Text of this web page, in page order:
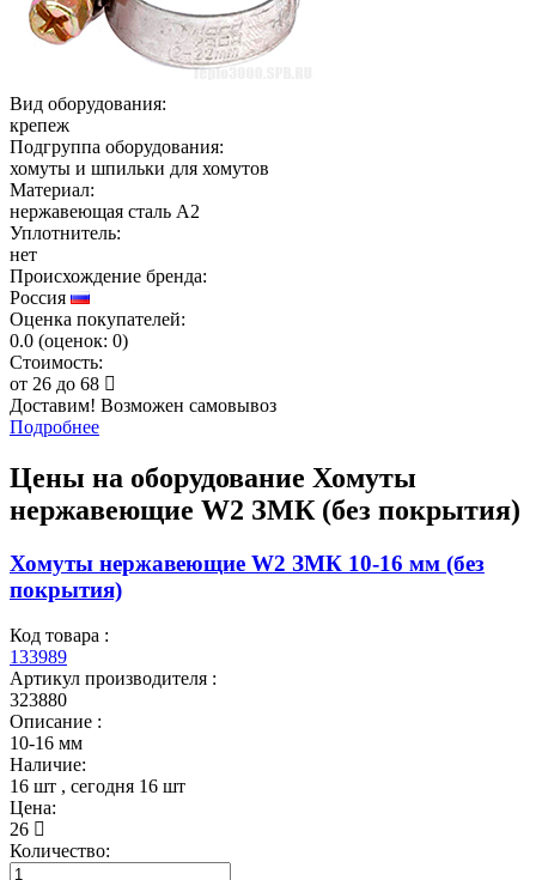
Вид оборудования:
крепеж
Подгруппа оборудования:
хомуты и шпильки для хомутов
Материал:
нержавеющая сталь А2
Уплотнитель:
нет
Происхождение бренда:
Россия
Оценка покупателей:
0.0 (оценок: 0)
Стоимость:
от 26 до 68
Доставим! Возможен самовывоз
Подробнее
Цены на оборудование Хомуты
нержавеющие W2 ЗМК (без покрытия)
Хомуты нержавеющие W2 ЗМК 10-16 мм (без
покрытия)
Код товара :
133989
Артикул производителя :
323880
Описание :
10-16 мм
Наличие:
16 шт , сегодня 16 шт
Цена:
26
Количество: